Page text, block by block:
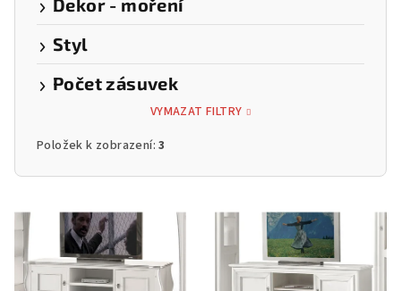
Dekor - moření
Styl
Počet zásuvek
VYMAZAT FILTRY
Položek k zobrazení:3
ý
p